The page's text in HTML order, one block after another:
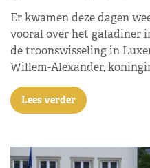
Er kwamen deze dagen
vooral over het galadiner
de troonswisseling in
Willem-Alexander,
Lees verder